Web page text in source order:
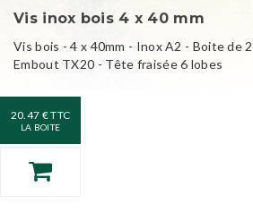
Vis inox bois 4 x 40 mm
Vis bois - 4 x 40mm - Inox A2 - Boite de
Embout TX20 - Tête fraisée 6 lobes
20.47 € TTC
LA BOITE